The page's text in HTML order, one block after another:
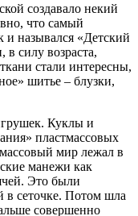
создавало некий
что самый
и назывался «Детский
в силу возраста,
стали интересны,
шитье – блузки,
Куклы и
пластмассовых
мир лежал в
манежи как
Это были
в сеточке. Потом шла
совершенно